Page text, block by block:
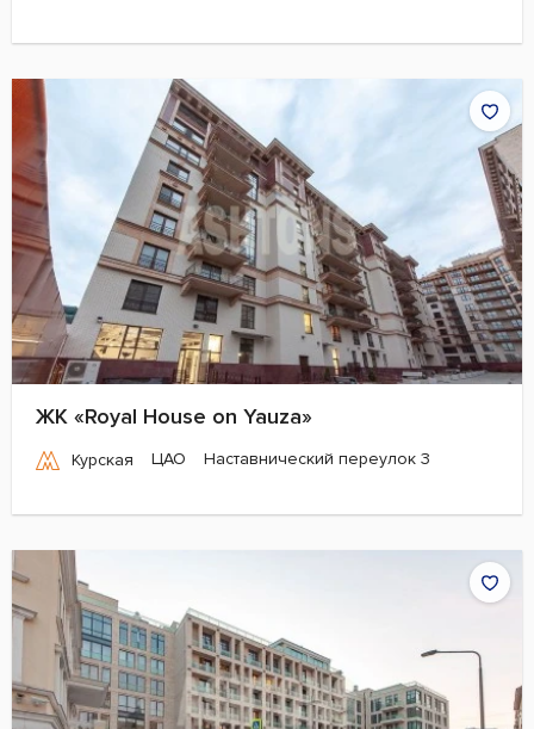
ЖК «Royal House on Yauza»
Курская ЦАО Наставнический переулок 3